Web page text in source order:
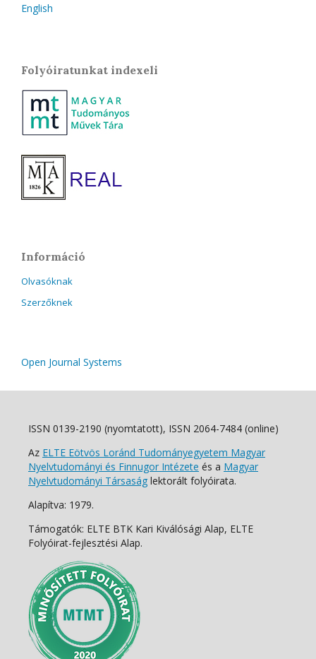
English
Folyóiratunkat indexeli
Információ
Olvasóknak
Szerzőknek
Open Journal Systems
ISSN 0139-2190 (nyomtatott), ISSN 2064-7484 (online)
Az ELTE Eötvös Loránd Tudományegyetem Magyar
Nyelvtudományi és Finnugor Intézete és a Magyar
Nyelvtudományi Társaság lektorált folyóirata.
Alapítva: 1979.
Támogatók: ELTE BTK Kari Kiválósági Alap, ELTE
Folyóirat-fejlesztési Alap.